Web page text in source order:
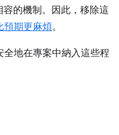
容的機制。因此，移除這
預期更麻煩。
地在專案中納入這些程